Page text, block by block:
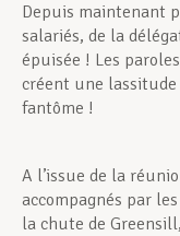
Depuis maintenant
salariés, de la
épuisée ! Les
créent une
fantôme !
A l’issue de la
accompagnés par
la chute de